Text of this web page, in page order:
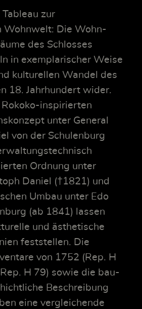
zur
Wohnwelt: Die Wohn-
des Schlosses
in exemplarischer Weise
kulturellen Wandel des
18. Jahrhundert wider.
inspirierten
unter General
von der Schulenburg
Ordnung unter
Daniel (†1821) und
Umbau unter Edo
(ab 1841) lassen
und ästhetische
feststellen. Die
von 1752 (Rep. H
H 79) sowie die bau-
Beschreibung
eine vergleichende